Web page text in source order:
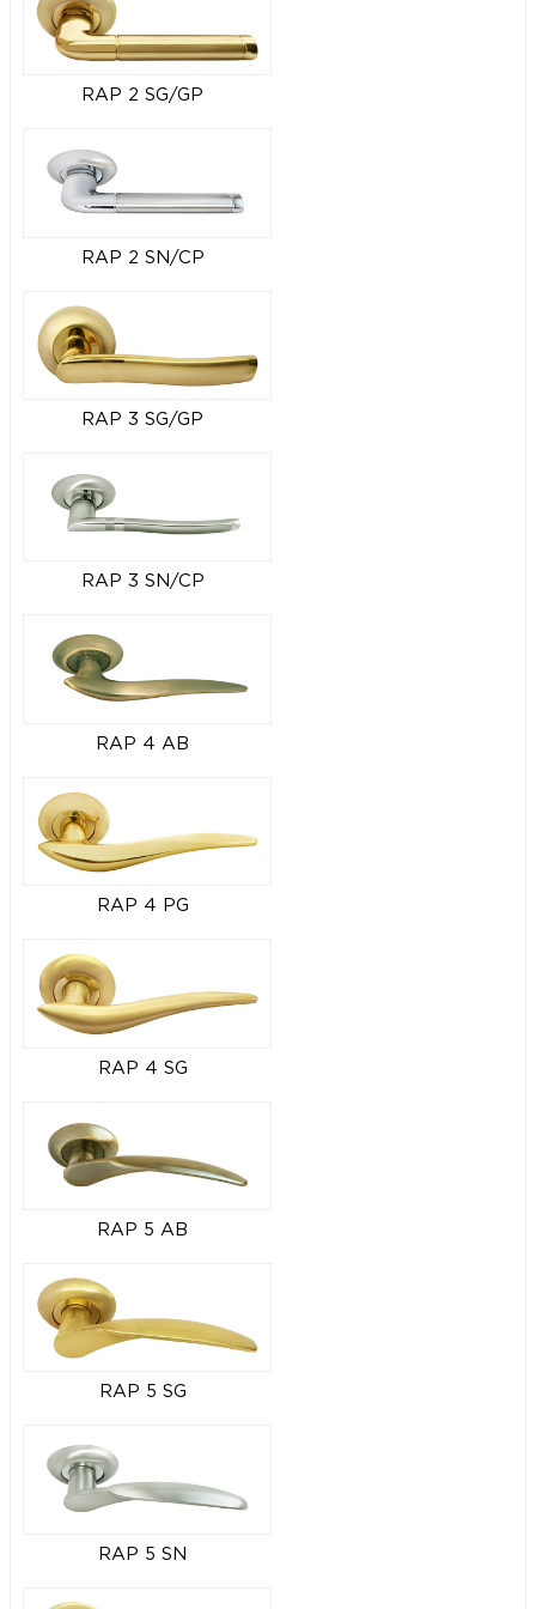
RAP 2 SG/GP
RAP 2 SN/CP
RAP 3 SG/GP
RAP 3 SN/CP
RAP 4 AB
RAP 4 PG
RAP 4 SG
RAP 5 AB
RAP 5 SG
RAP 5 SN